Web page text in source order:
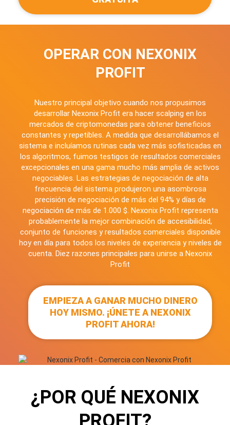
OPERAR CON NEXONIX
PROFIT
Nuestro principal objetivo cuando nos propusimos
desarrollar Nexonix Profit era hacer scalping en los
mercados de criptomonedas para obtener beneficios
constantes y repetibles. A medida que desarrollábamos el
sistema e incluíamos rutinas cada vez más sofisticadas en
los algoritmos, fuimos testigos de resultados comerciales
excepcionales en una gama mucho más amplia de activos
negociables. Las estrategias de negociación de alta
frecuencia del sistema produjeron una asombrosa
precisión de negociación de más del 94% y días de
negociación de más de 1.000 $. Nexonix Profit representa
probablemente la mejor combinación de accesibilidad,
conjunto de funciones y resultados comerciales disponible
hoy en día para todos los niveles de experiencia y niveles de
cuenta. Diez razones principales para unirse a Nexonix
Profit
EMPIEZA A GANAR MUCHO DINERO
HOY MISMO. ¡ÚNETE A NEXONIX
PROFIT AHORA!
¿POR QUÉ NEXONIX